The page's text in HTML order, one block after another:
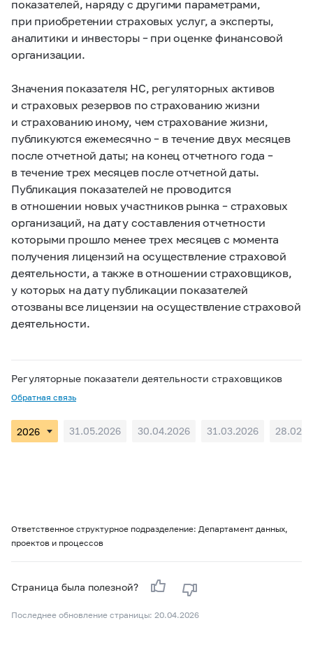
показателей, наряду с другими параметрами,
при приобретении страховых услуг, а эксперты,
аналитики и инвесторы – при оценке финансовой
организации.
Значения показателя НС, регуляторных активов
и страховых резервов по страхованию жизни
и страхованию иному, чем страхование жизни,
публикуются ежемесячно – в течение двух месяцев
после отчетной даты; на конец отчетного года –
в течение трех месяцев после отчетной даты.
Публикация показателей не проводится
в отношении новых участников рынка – страховых
организаций, на дату составления отчетности
которыми прошло менее трех месяцев с момента
получения лицензий на осуществление страховой
деятельности, а также в отношении страховщиков,
у которых на дату публикации показателей
отозваны все лицензии на осуществление страховой
деятельности.
Регуляторные показатели деятельности страховщиков
Обратная связь
31.05.2026 30.04.2026 31.03.2026
Ответственное структурное подразделение: Департамент данных,
проектов и процессов
Страница была полезной?
Последнее обновление страницы: 20.04.2026